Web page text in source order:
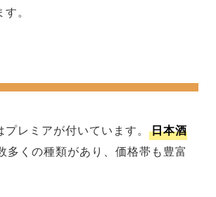
。
レミアが付いています。
日本酒
多くの種類があり、価格帯も豊富